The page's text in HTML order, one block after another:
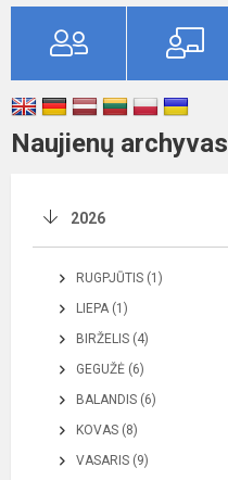
Naujienų archyvas
2026
RUGPJŪTIS (1)
LIEPA (1)
BIRŽELIS (4)
GEGUŽĖ (6)
BALANDIS (6)
KOVAS (8)
VASARIS (9)